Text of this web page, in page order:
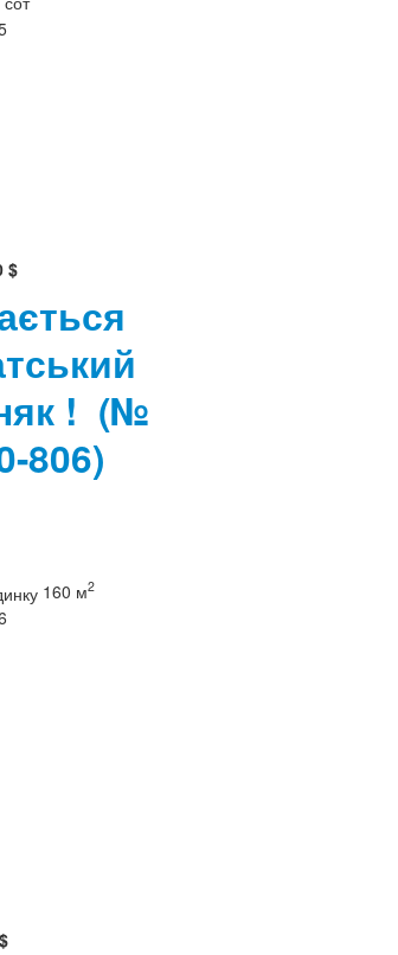
$
! (№
806)
160 м2